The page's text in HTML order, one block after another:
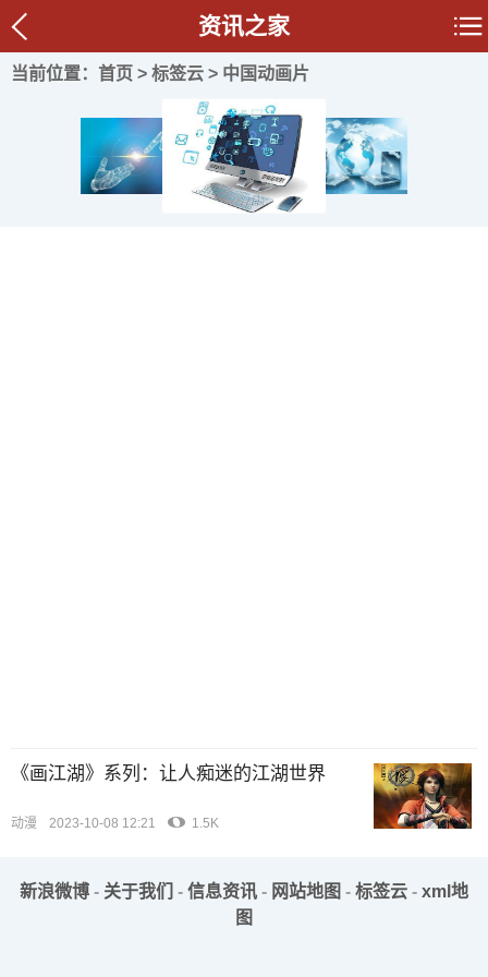
资讯之家
当前位置： 首页 > 标签云 > 中国动画片
《画江湖》系列：让人痴迷的江湖世界
动漫 2023-10-08 12:21 1.5K
新浪微博 - 关于我们 - 信息资讯 - 网站地图 - 标签云 - xml地
图